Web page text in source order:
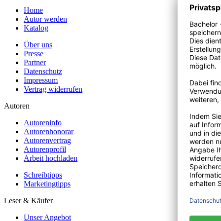
Home
Autor werden
Katalog
Über uns
Presse
Partner
Datenschutz
Impressum
Vertrag widerrufen
Autoren
Autoreninfo
Autorenhonorar
Autorenvertrag
Autorenprofil
Arbeit hochladen
Schreibtipps
Marketingtipps
Leser & Käufer
Unser Angebot